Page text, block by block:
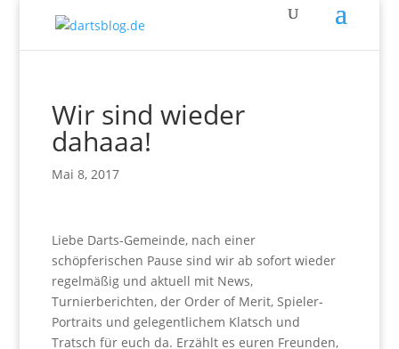
Wir sind wieder
dahaaa!
Mai 8, 2017
Liebe Darts-Gemeinde, nach einer
schöpferischen Pause sind wir ab sofort wieder
regelmäßig und aktuell mit News,
Turnierberichten, der Order of Merit, Spieler-
Portraits und gelegentlichem Klatsch und
Tratsch für euch da. Erzählt es euren Freunden,